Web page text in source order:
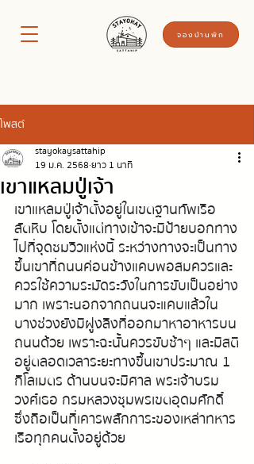
จองบ้านพัก
โพสต์
เขาแหลมปู่เจ้า
stayokaysattahip
19 ม.ค. 2568 ยาว 1 นาที
เขาแหลมปู่เจ้าตั้งอยู่ในเขตฐานทัพเรือ
สัตหีบ โดยตั้งแต่ทางเข้าจะมีป้ายบอกทาง
ไปที่จุดชมวิวแห่งนี้ ระหว่างทางจะเป็นทาง
ขึ้นเขาที่ถนนค่อนข้างแคบพอสมควรและ
ควรใช้ความระมัดระวังในการขับเป็นอย่าง
มาก เพราะนอกจากถนนจะแคบแล้วใน
บางช่่วงยังมีฝูงลิงที่ออกมาหาอาหารบน
ถนนด้วย เพราะฉะนั้นควรขับช้าๆ และมีสติ
อยู่ตลอดเวลาระยะทางขึ้นเขาประมาณ 1
กิโลเมตร ด้านบนจะมีศาล พระเจ้าบรม
วงศ์เธอ กรมหลวงชุมพรเขตอุดมศักดิ์
ซึ่งถือเป็นที่เคารพสักการะของเหล่าทหาร
เรือทุกคนตั้งอยู่ด้วย